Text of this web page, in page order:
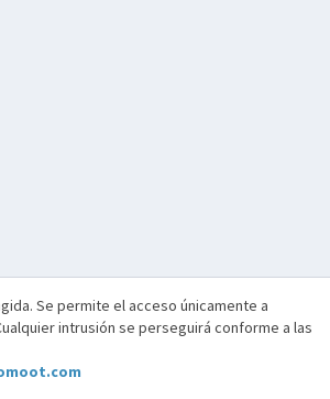
Se permite el acceso únicamente a
intrusión se perseguirá conforme a las